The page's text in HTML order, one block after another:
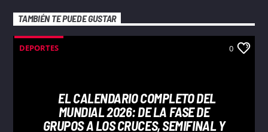
TAMBIÉN TE PUEDE GUSTAR
DEPORTES 0
EL CALENDARIO COMPLETO DEL
MUNDIAL 2026: DE LA FASE DE
GRUPOS A LOS CRUCES, SEMIFINAL Y